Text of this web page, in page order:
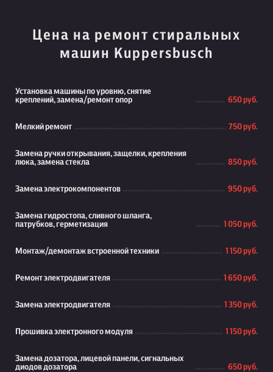
Цена на ремонт стиральных
машин Kuppersbusch
Установка машины по уровню, снятие
креплений, замена/ремонт опор
650 руб.
Мелкий ремонт 750 руб.
Замена ручки открывания, защелки, крепления
люка, замена стекла
850 руб.
Замена электрокомпонентов 950 руб.
Замена гидростопа, сливного шланга,
патрубков, герметизация
1 050 руб.
Монтаж/демонтаж встроенной техники 1 150 руб.
Ремонт электродвигателя 1 650 руб.
Замена электродвигателя 1 350 руб.
Прошивка электронного модуля 1 150 руб.
Замена дозатора, лицевой панели, сигнальных
диодов дозатора
650 руб.